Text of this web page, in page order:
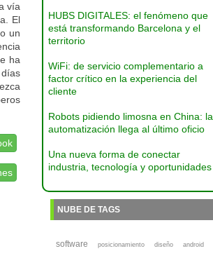
vía
El
un
ha
HUBS DIGITALES: el fenómeno que
está transformando Barcelona y el
territorio
WiFi: de servicio complementario a
factor crítico en la experiencia del
cliente
Robots pidiendo limosna en China: la
automatización llega al último oficio
Una nueva forma de conectar
industria, tecnología y oportunidades
NUBE DE TAGS
software posicionamiento diseño android